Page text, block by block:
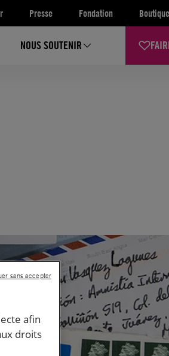
Presse Fondation Boutique
NOUS SOUTENIR
afin
droits
sans accepter